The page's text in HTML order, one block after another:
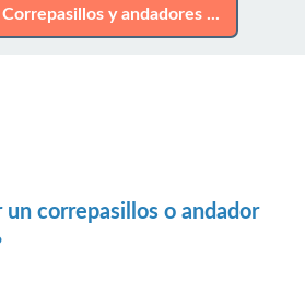
y andadores ...
un correpasillos o andador